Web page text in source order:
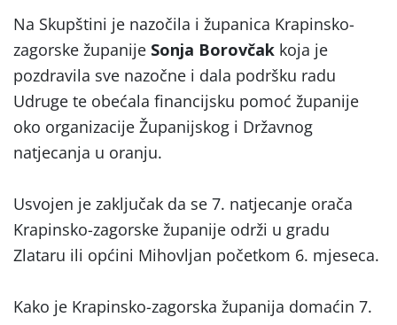
Na Skupštini je nazočila i županica Krapinsko-
zagorske županije Sonja Borovčak koja je
pozdravila sve nazočne i dala podršku radu
Udruge te obećala financijsku pomoć županije
oko organizacije Županijskog i Državnog
natjecanja u oranju.
Usvojen je zaključak da se 7. natjecanje orača
Krapinsko-zagorske županije održi u gradu
Zlataru ili općini Mihovljan početkom 6. mjeseca.
Kako je Krapinsko-zagorska županija domaćin 7.